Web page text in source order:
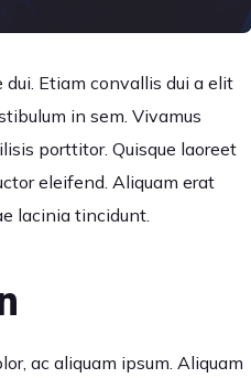
dui. Etiam convallis dui a elit
in sem. Vivamus
porttitor. Quisque laoreet
eleifend. Aliquam erat
lacinia tincidunt.
ac aliquam ipsum. Aliquam